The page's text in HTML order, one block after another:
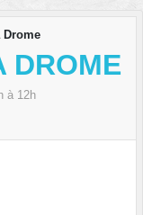
Drome
DROME
à 12h